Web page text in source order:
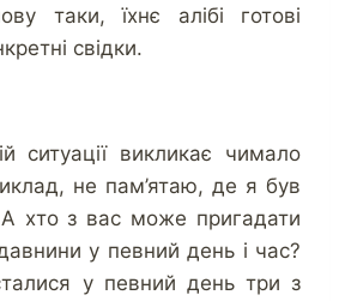
таки, їхнє алібі готові
свідки.
викликає чимало
не пам’ятаю, де я був
хто з вас може пригадати
у певний день і час?
у певний день три з